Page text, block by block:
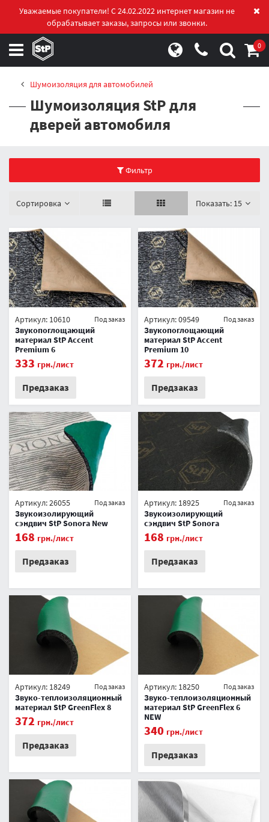
Уважаемые покупатели! С 24.02.2022 интернет магазин не
обрабатывает заказы, запросы или звонки.
0
Шумоизоляция для автомобилей
Шумоизоляция StP для
дверей автомобиля
Фильтр
Сортировка Показать: 15
Артикул: 10610 Под заказ
Звукопоглощающий
материал StP Accent
Premium 6
333 грн./лист
Предзаказ
Артикул: 09549 Под заказ
Звукопоглощающий
материал StP Accent
Premium 10
372 грн./лист
Предзаказ
Артикул: 26055 Под заказ
Звукоизолирующий
сэндвич StP Sonora New
168 грн./лист
Предзаказ
Артикул: 18925 Под заказ
Звукоизолирующий
сэндвич StP Sonora
168 грн./лист
Предзаказ
Артикул: 18249 Под заказ
Звуко-теплоизоляционный
материал StP GreenFlex 8
372 грн./лист
Предзаказ
Артикул: 18250 Под заказ
Звуко-теплоизоляционный
материал StP GreenFlex 6
NEW
340 грн./лист
Предзаказ